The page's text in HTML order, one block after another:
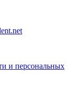
и персональных